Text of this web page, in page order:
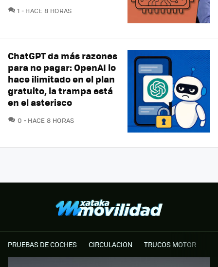
1 COMENTARIOS
HACE 8 HORAS
ChatGPT da más razones
para no pagar: OpenAI lo
hace ilimitado en el plan
gratuito, la trampa está
en el asterisco
0 COMENTARIOS
HACE 8 HORAS
PRUEBAS DE COCHES CIRCULACION TRUCOS MOTOR